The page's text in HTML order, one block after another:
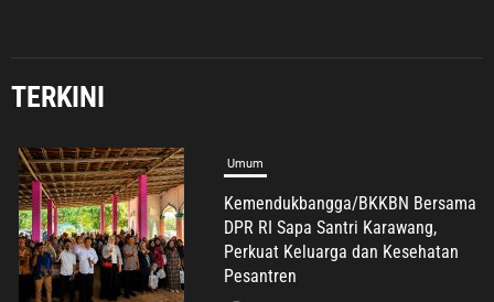
TERKINI
Umum
Olahraga Bersama Sespimma